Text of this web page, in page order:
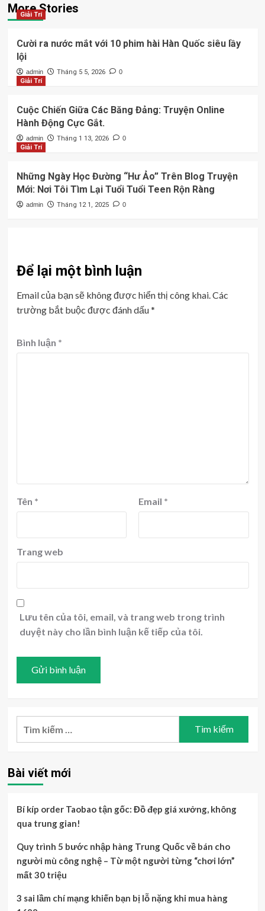
More Stories
Giải Trí
Cười ra nước mắt với 10 phim hài Hàn Quốc siêu lầy
lội
admin Tháng 5 5, 2026 0
Giải Trí
Cuộc Chiến Giữa Các Băng Đảng: Truyện Online
Hành Động Cực Gắt.
admin Tháng 1 13, 2026 0
Giải Trí
Những Ngày Học Đường “Hư Ảo” Trên Blog Truyện
Mới: Nơi Tôi Tìm Lại Tuổi Tuổi Teen Rộn Ràng
admin Tháng 12 1, 2025 0
Để lại một bình luận
Email của bạn sẽ không được hiển thị công khai. Các
trường bắt buộc được đánh dấu*
Bình luận *
Tên * Email *
Trang web
Lưu tên của tôi, email, và trang web trong trình
duyệt này cho lần bình luận kế tiếp của tôi.
Bài viết mới
Bí kíp order Taobao tận gốc: Đồ đẹp giá xưởng, không
qua trung gian!
Quy trình 5 bước nhập hàng Trung Quốc về bán cho
người mù công nghệ – Từ một người từng “chơi lớn”
mất 30 triệu
3 sai lầm chí mạng khiến bạn bị lỗ nặng khi mua hàng